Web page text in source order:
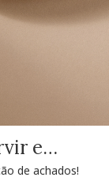
e…
de achados!